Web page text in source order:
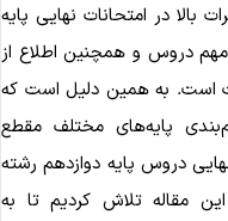
بالا در امتحانات نهایی پایه
دروس و همچنین اطلاع از
است. به همین دلیل است که
پایه‌های مختلف مقطع
دروس پایه دوازدهم رشته
مقاله تلاش کردیم تا به